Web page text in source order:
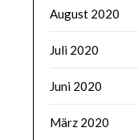
August 2020
Juli 2020
Juni 2020
März 2020